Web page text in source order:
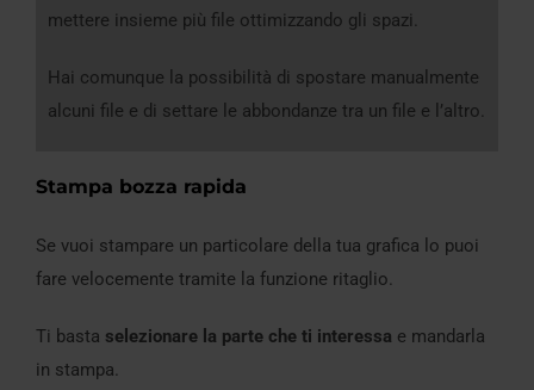
mettere insieme più file ottimizzando gli spazi.
Hai comunque la possibilità di spostare manualmente
alcuni file e di settare le abbondanze tra un file e l’altro.
Stampa bozza rapida
Se vuoi stampare un particolare della tua grafica lo puoi
fare velocemente tramite la funzione ritaglio.
Ti basta selezionare la parte che ti interessa e mandarla
in stampa.